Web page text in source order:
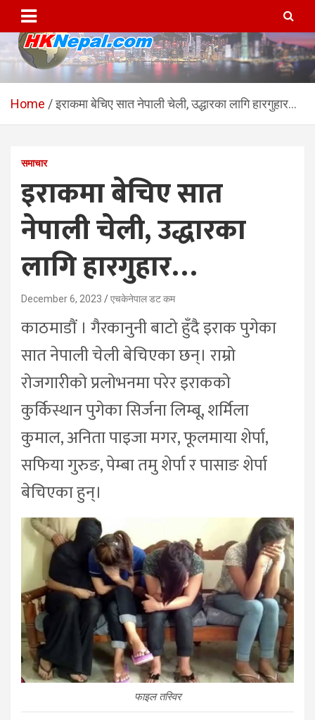
content
HKNepal.com – हङकङबाट
सञ्चालित पहिलो नेपाली अनलाईन
hknepal, hknepal.com, hk nepal, hk nepal com
Home इराकमा बेचिए सात नेपाली चेली, उद्धारका लागि हारगुहार…
समाचार
इराकमा बेचिए सात
नेपाली चेली, उद्धारका
लागि हारगुहार…
December 6, 2023 एचकेनेपाल डट कम
काठमाडौं । गैरकानुनी बाटो हुँदै इराक पुगेका
सात नेपाली चेली बेचिएका छन्। राम्रो
रोजगारीको प्रलोभनमा परेर इराकको
कुर्किस्थान पुगेका सिर्जना लिम्बू, शर्मिला
कुमाल, अनिता पाइजा मगर, फूलमाया शेर्पा,
सफिया गुरुङ, पेम्बा तमु शेर्पा र पासाङ शेर्पा
बेचिएका हुन्।
फाइल तस्विर